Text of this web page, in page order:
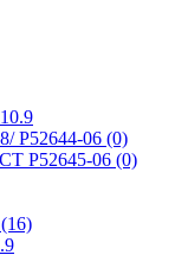
Р52644-06 (0)
Р52645-06 (0)
(16)